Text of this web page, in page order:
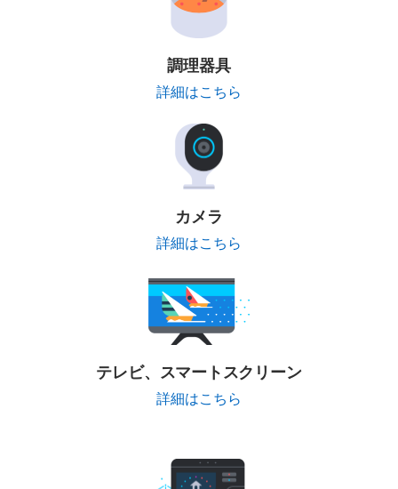
調理器具
詳細はこちら
カメラ
詳細はこちら
テレビ、スマートスクリーン
詳細はこちら